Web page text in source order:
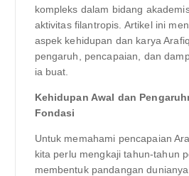
kompleks dalam bidang
aktivitas filantropis. Artikel ini
aspek kehidupan dan karya
pengaruh, pencapaian, dan
ia buat.
Kehidupan Awal dan
Fondasi
Untuk memahami pencapaian
kita perlu mengkaji tahun-tahun
membentuk pandangan